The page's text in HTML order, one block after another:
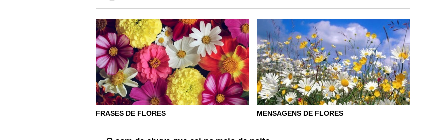
FRASES DE FLORES MENSAGENS DE FLORES